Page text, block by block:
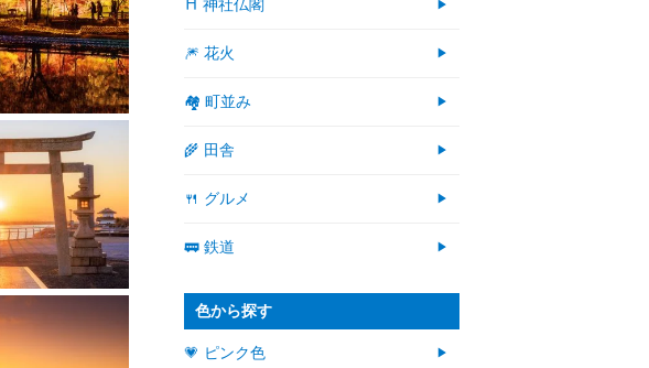
⛩ 神社仏閣
🎆 花火
🏘 町並み
🌾 田舎
🍴 グルメ
🚃 鉄道
色から探す
💗 ピンク色